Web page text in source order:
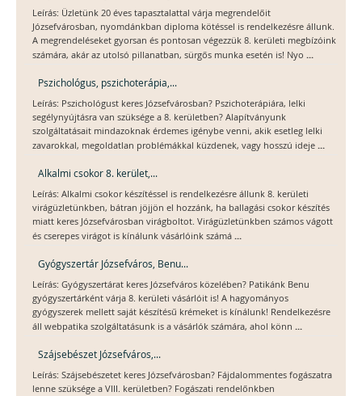
Leírás: Üzletünk 20 éves tapasztalattal várja megrendelőit
Józsefvárosban, nyomdánkban diploma kötéssel is rendelkezésre állunk.
A megrendeléseket gyorsan és pontosan végezzük 8. kerületi megbízóink
számára, akár az utolsó pillanatban, sürgős munka esetén is! Nyo ...
Pszichológus, pszichoterápia,...
Leírás: Pszichológust keres Józsefvárosban? Pszichoterápiára, lelki
segélynyújtásra van szüksége a 8. kerületben? Alapítványunk
szolgáltatásait mindazoknak érdemes igénybe venni, akik esetleg lelki
zavarokkal, megoldatlan problémákkal küzdenek, vagy hosszú ideje ...
Alkalmi csokor 8. kerület,...
Leírás: Alkalmi csokor készítéssel is rendelkezésre állunk 8. kerületi
virágüzletünkben, bátran jöjjön el hozzánk, ha ballagási csokor készítés
miatt keres Józsefvárosban virágboltot. Virágüzletünkben számos vágott
és cserepes virágot is kínálunk vásárlóink számá ...
Gyógyszertár Józsefváros, Benu...
Leírás: Gyógyszertárat keres Józsefváros közelében? Patikánk Benu
gyógyszertárként várja 8. kerületi vásárlóit is! A hagyományos
gyógyszerek mellett saját készítésű krémeket is kínálunk! Rendelkezésre
áll webpatika szolgáltatásunk is a vásárlók számára, ahol könn ...
Szájsebészet Józsefváros,...
Leírás: Szájsebészetet keres Józsefvárosban? Fájdalommentes fogászatra
lenne szüksége a VIII. kerületben? Fogászati rendelőnkben